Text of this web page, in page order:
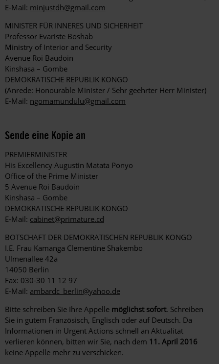
E-Mail: minjustdh@gmail.com
MINISTER FÜR INNERES UND SICHERHEIT
Professor Evariste Boshab
Ministry of Interior and Security
Avenue Roi Baudoin
Kinshasa – Gombe
DEMOKRATISCHE REPUBLIK KONGO
(Anrede: Honourable Minister / Sehr geehrter Herr Minister)
E-Mail: ngomamundulu@gmail.com
Sende eine Kopie an
PREMIERMINISTER
His Excellency Augustin Matata Ponyo
Office of the Prime Minister
5 Avenue Roi Baudoin
Kinshasa – Gombe
DEMOKRATISCHE REPUBLIK KONGO
E-Mail: cabinet@primature.cd
BOTSCHAFT DER DEMOKRATISCHEN REPUBLIK KONGO
I.E. Frau Kamanga Clementine Shakembo
Ulmenallee 42a
14050 Berlin
Fax: 030-30 11 12 97
E-Mail: ambardc_berlin@yahoo.de
Bitte schreiben Sie Ihre Appelle möglichst sofort. Schreiben
Sie in gutem Französisch, Englisch oder auf Deutsch. Da
Informationen in Urgent Actions schnell an Aktualität
verlieren können, bitten wir Sie, nach dem 11. April 2016
keine Appelle mehr zu verschicken.